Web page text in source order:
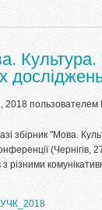
Культура.
2018 пользователем
збірник "Мова.
(Чернігів,
з різними